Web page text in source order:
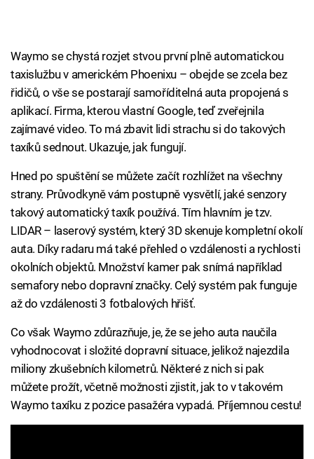
Waymo se chystá rozjet stvou první plně automatickou
taxislužbu v americkém Phoenixu – obejde se zcela bez
řidičů, o vše se postarají samoříditelná auta propojená s
aplikací. Firma, kterou vlastní Google, teď zveřejnila
zajímavé video. To má zbavit lidi strachu si do takových
taxíků sednout. Ukazuje, jak fungují.
Hned po spuštění se můžete začít rozhlížet na všechny
strany. Průvodkyně vám postupně vysvětlí, jaké senzory
takový automatický taxík používá. Tím hlavním je tzv.
LIDAR – laserový systém, který 3D skenuje kompletní okolí
auta. Díky radaru má také přehled o vzdálenosti a rychlosti
okolních objektů. Množství kamer pak snímá například
semafory nebo dopravní značky. Celý systém pak funguje
až do vzdálenosti 3 fotbalových hřišť.
Co však Waymo zdůrazňuje, je, že se jeho auta naučila
vyhodnocovat i složité dopravní situace, jelikož najezdila
miliony zkušebních kilometrů. Některé z nich si pak
můžete prožít, včetně možnosti zjistit, jak to v takovém
Waymo taxíku z pozice pasažéra vypadá. Příjemnou cestu!